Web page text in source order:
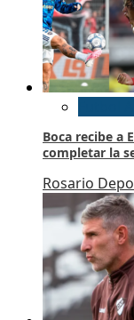
Boca recibe a
completar la
Rosario